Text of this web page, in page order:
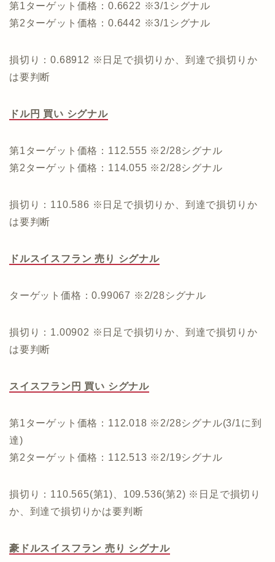
第1ターゲット価格：0.6622 ※3/1シグナル
第2ターゲット価格：0.6442 ※3/1シグナル
損切り：0.68912 ※日足で損切りか、到達で損切りか
は要判断
ドル円 買い シグナル
第1ターゲット価格：112.555 ※2/28シグナル
第2ターゲット価格：114.055 ※2/28シグナル
損切り：110.586 ※日足で損切りか、到達で損切りか
は要判断
ドルスイスフラン 売り シグナル
ターゲット価格：0.99067 ※2/28シグナル
損切り：1.00902 ※日足で損切りか、到達で損切りか
は要判断
スイスフラン円 買い シグナル
第1ターゲット価格：112.018 ※2/28シグナル(3/1に到
達)
第2ターゲット価格：112.513 ※2/19シグナル
損切り：110.565(第1)、109.536(第2) ※日足で損切り
か、到達で損切りかは要判断
豪ドルスイスフラン 売り シグナル